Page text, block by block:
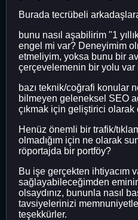
Burada tecrübeli
bunu nasıl aşabilirim "1
engel mi var? Deneyimim
etmeliyim, yoksa bunu bir
çerçevelemenin bir yolu var
bazı teknik/coğrafi konular
bilmeyen geleneksel SEO
çıkmak için geliştirici
Henüz önemli bir trafik/
olmadığım için ne olarak
röportajda bir portföy?
Bu işe gerçekten ihtiyacım
sağlayabileceğimden
olsaydınız, bununla nasıl
tavsiyelerinizi memnuniyetle
teşekkürler.